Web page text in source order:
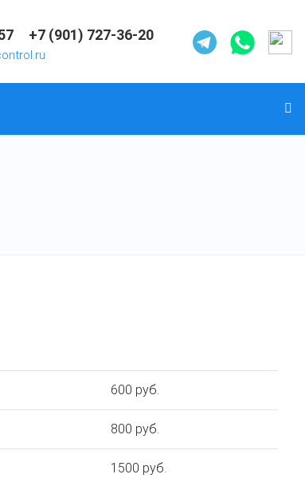
+7 (901) 727-36-20
600 руб.
800 руб.
1500 руб.